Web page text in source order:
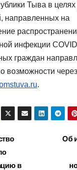
Тыва в целях
направленных на
инфекции
граждан
возможности
.
Об
в